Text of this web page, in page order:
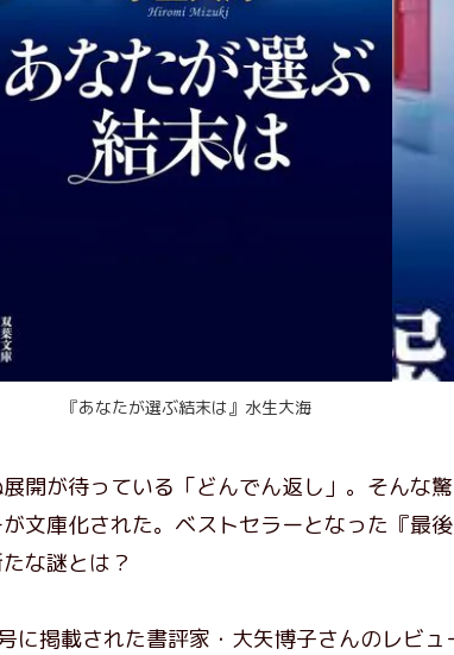
『あなたが選ぶ結末は』水生大海
開が待っている「どんでん返し」。そんな
文庫化された。ベストセラーとなった『最
な謎とは？
に掲載された書評家・大矢博子さんのレビ